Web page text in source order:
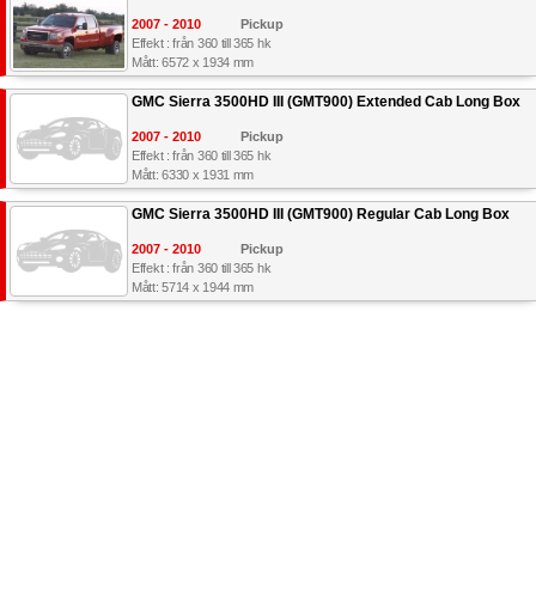
2007 - 2010
Pickup
Effekt : från 360 till 365 hk
Mått: 6572 x 1934 mm
GMC Sierra 3500HD III (GMT900) Extended Cab Long Box
2007 - 2010
Pickup
Effekt : från 360 till 365 hk
Mått: 6330 x 1931 mm
GMC Sierra 3500HD III (GMT900) Regular Cab Long Box
2007 - 2010
Pickup
Effekt : från 360 till 365 hk
Mått: 5714 x 1944 mm